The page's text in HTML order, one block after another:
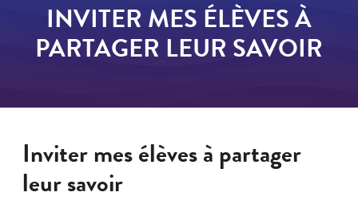
INVITER MES ÉLÈVES À
PARTAGER LEUR SAVOIR
Inviter mes élèves à partager
leur savoir